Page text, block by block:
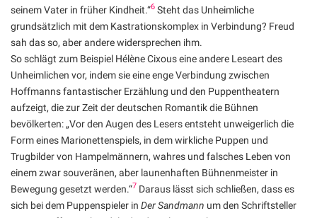
seinem Vater in früher Kindheit.“6 Steht das Unheimliche
grundsätzlich mit dem Kastrationskomplex in Verbindung? Freud
sah das so, aber andere widersprechen ihm.
So schlägt zum Beispiel Hélène Cixous eine andere Leseart des
Unheimlichen vor, indem sie eine enge Verbindung zwischen
Hoffmanns fantastischer Erzählung und den Puppentheatern
aufzeigt, die zur Zeit der deutschen Romantik die Bühnen
bevölkerten: „Vor den Augen des Lesers entsteht unweigerlich die
Form eines Marionettenspiels, in dem wirkliche Puppen und
Trugbilder von Hampelmännern, wahres und falsches Leben von
einem zwar souveränen, aber launenhaften Bühnenmeister in
Bewegung gesetzt werden.“7 Daraus lässt sich schließen, dass es
sich bei dem Puppenspieler in Der Sandmann um den Schriftsteller